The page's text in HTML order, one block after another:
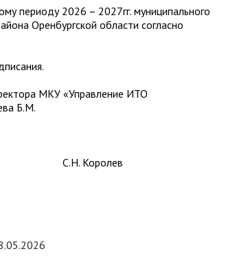
периоду 2026 – 2027гг. муниципального
Оренбургской области согласно
МКУ «Управление ИТО
Б.М.
Королев